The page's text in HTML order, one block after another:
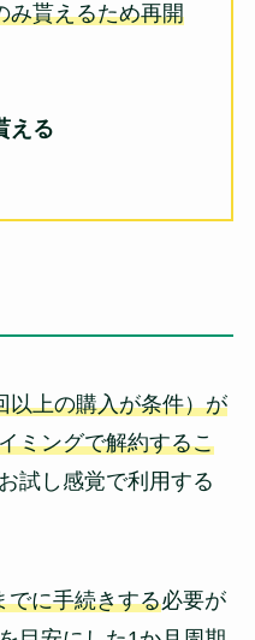
貰えるため再開
える
以上の購入が条件）が
ミングで解約するこ
試し感覚で利用する
でに手続きする必要が